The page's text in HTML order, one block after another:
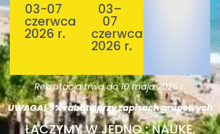
03-07
czerwca
2026 r.
03–
07
czerwca
2026 r.
Rekrutacja trwa do 10 maja 2026 r.
UWAGA! 5% rabatu przy zapisach grupowych
ŁĄCZYMY W JEDNO : NAUKĘ,